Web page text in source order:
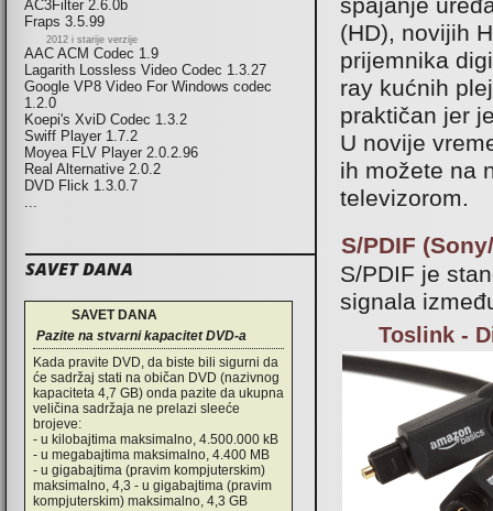
AC3Filter 2.6.0b
Fraps 3.5.99
2012 i starije verzije
AAC ACM Codec 1.9
Lagarith Lossless Video Codec 1.3.27
Google VP8 Video For Windows codec
1.2.0
Koepi's XviD Codec 1.3.2
Swiff Player 1.7.2
Moyea FLV Player 2.0.2.96
Real Alternative 2.0.2
DVD Flick 1.3.0.7
...
SAVET DANA
SAVET DANA
Pazite na stvarni kapacitet DVD-a
Kada pravite DVD, da biste bili sigurni da
će sadržaj stati na običan DVD (nazivnog
kapaciteta 4,7 GB) onda pazite da ukupna
veličina sadržaja ne prelazi sleeće
brojeve:
- u kilobajtima maksimalno, 4.500.000 kB
- u megabajtima maksimalno, 4.400 MB
- u gigabajtima (pravim kompjuterskim)
maksimalno, 4,3 - u gigabajtima (pravim
kompjuterskim) maksimalno, 4,3 GB
spajanje
(HD), novijih
prijemnika
ray kućnih
praktičan jer
U novije
ih možete na
televizorom.
S/PDIF
S/PDIF je
signala
Toslink -